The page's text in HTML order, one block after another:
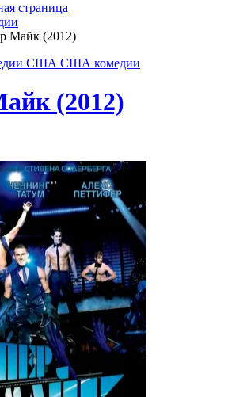
страница
Майк (2012)
США США комедии
(2012)